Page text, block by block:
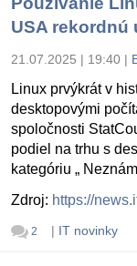
USA rekordnú
21.07.2025 | 19:40 |
Linux prvýkrát v
desktopovými
spoločnosti
podiel na trhu s
kategóriu „
Zdroj: https://
2 | IT novinky